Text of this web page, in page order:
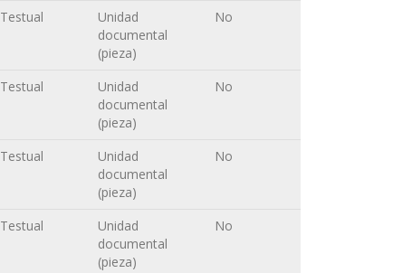
Testual
Unidad
documental
(pieza)
No
Testual
Unidad
documental
(pieza)
No
Testual
Unidad
documental
(pieza)
No
Testual
Unidad
documental
(pieza)
No